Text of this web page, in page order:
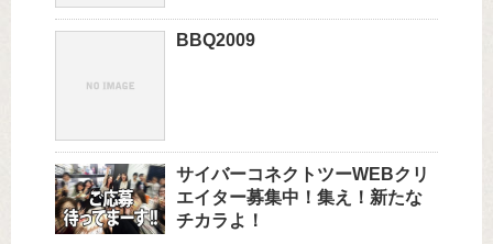
BBQ2009
サイバーコネクトツーWEBクリ
エイター募集中！集え！新たな
チカラよ！